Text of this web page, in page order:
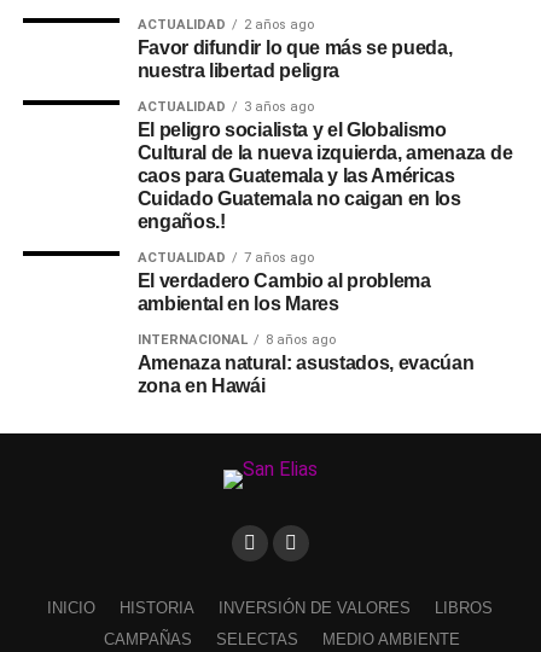
ACTUALIDAD 2 años ago
Favor difundir lo que más se pueda,
nuestra libertad peligra
ACTUALIDAD 3 años ago
El peligro socialista y el Globalismo
Cultural de la nueva izquierda, amenaza de
caos para Guatemala y las Américas
Cuidado Guatemala no caigan en los
engaños.!
ACTUALIDAD 7 años ago
El verdadero Cambio al problema
ambiental en los Mares
INTERNACIONAL 8 años ago
Amenaza natural: asustados, evacúan
zona en Hawái
INICIO HISTORIA INVERSIÓN DE VALORES
LIBROS
CAMPAÑAS
SELECTAS MEDIO AMBIENTE